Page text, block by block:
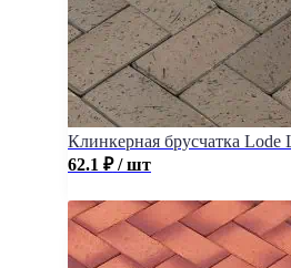
Клинкерная брусчатка Lode
62.1 ₽ / шт